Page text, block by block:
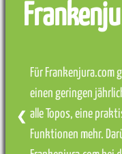
Für Frankenjura.com
einen geringen
alle Topos, eine
Funktionen mehr.
❮